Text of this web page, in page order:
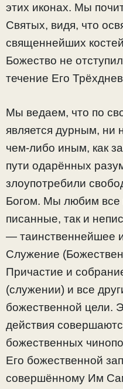
этих иконах. Мы
Святых, видя, что
священнейших
Божество не
течение Его
Мы ведаем, что по
является дурным, ни
чем-либо иным, как
пути одарённых
злоупотребили
Богом. Мы любим все
писанные, так и
— таинственнейшее
Служение
Причастие и
(служении) и все
божественной цели.
действия
божественных
Его божественной
совершённому Им